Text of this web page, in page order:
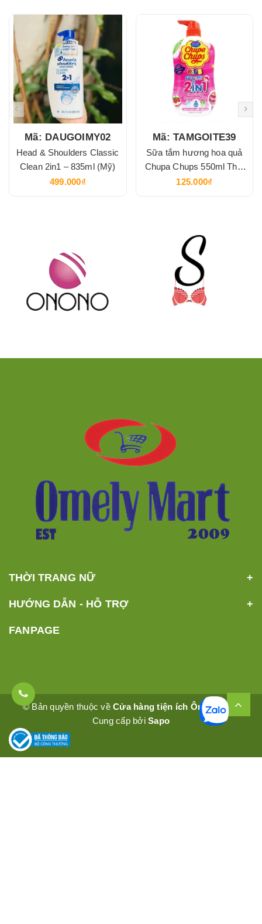
Mã: DAUGOIMY02
Head & Shoulders Classic
Clean 2in1 – 835ml (Mỹ)
499.000₫
Mã: TAMGOITE39
Sữa tắm hương hoa quả
Chupa Chups 550ml Thái
Lan
125.000₫
THỜI TRANG NỮ
HƯỚNG DẪN - HỖ TRỢ
FANPAGE
© Bản quyền thuộc vềCửa hàng tiện ích Ômêly Mart
Cung cấp bởiSapo